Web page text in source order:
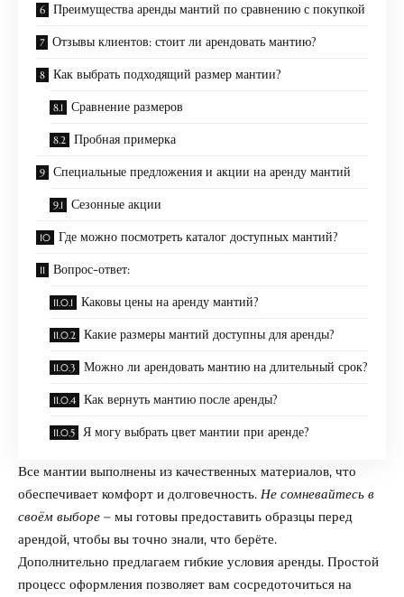
Преимущества аренды мантий по сравнению с покупкой
Отзывы клиентов: стоит ли арендовать мантию?
Как выбрать подходящий размер мантии?
Сравнение размеров
Пробная примерка
Специальные предложения и акции на аренду мантий
Сезонные акции
Где можно посмотреть каталог доступных мантий?
Вопрос-ответ:
Каковы цены на аренду мантий?
Какие размеры мантий доступны для аренды?
Можно ли арендовать мантию на длительный срок?
Как вернуть мантию после аренды?
Я могу выбрать цвет мантии при аренде?
Все мантии выполнены из качественных материалов, что
обеспечивает комфорт и долговечность. Не сомневайтесь в
своём выборе – мы готовы предоставить образцы перед
арендой, чтобы вы точно знали, что берёте.
Дополнительно предлагаем гибкие условия аренды. Простой
процесс оформления позволяет вам сосредоточиться на